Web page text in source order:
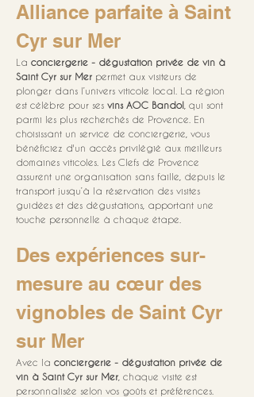
Alliance parfaite à Saint
Cyr sur Mer
La conciergerie - dégustation privée de vin à
Saint Cyr sur Mer permet aux visiteurs de
plonger dans l’univers viticole local. La région
est célèbre pour ses vins AOC Bandol , qui sont
parmi les plus recherchés de Provence. En
choisissant un service de conciergerie, vous
bénéficiez d'un accès privilégié aux meilleurs
domaines viticoles. Les Clefs de Provence
assurent une organisation sans faille, depuis le
transport jusqu’à la réservation des visites
guidées et des dégustations, apportant une
touche personnelle à chaque étape.
Des expériences sur-
mesure au cœur des
vignobles de Saint Cyr
sur Mer
Avec la conciergerie - dégustation privée de
vin à Saint Cyr sur Mer , chaque visite est
personnalisée selon vos goûts et préférences.